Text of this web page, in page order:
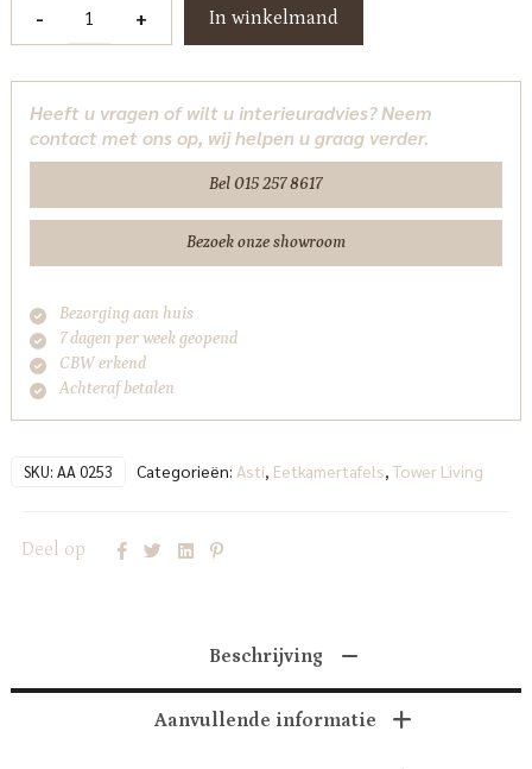
-
Eetkamertafel
200
cm
Tower
aantal
+ In winkelmand
Heeft u vragen of wilt u interieuradvies? Neem
contact met ons op, wij helpen u graag verder.
Bel 015 257 8617
Bezoek onze showroom
Bezorging aan huis
7 dagen per week geopend
CBW erkend
Achteraf betalen
SKU: AA 0253 Categorieën: Asti Eetkamertafels Tower Living
Deel op
Beschrijving
Aanvullende informatie